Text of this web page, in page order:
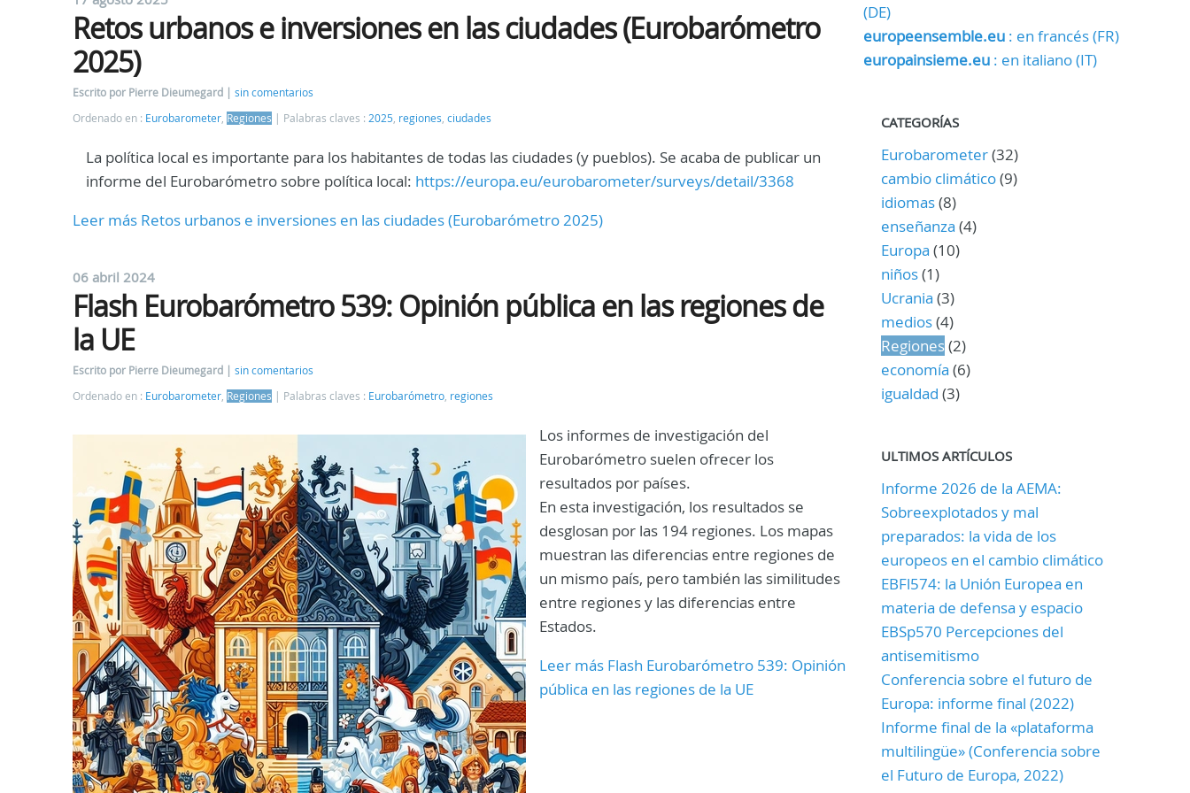
Retos urbanos e inversiones en las ciudades (Eurobarómetro
2025)
Escrito por Pierre Dieumegard
sin comentarios
Ordenado en : Eurobarometer, Regiones Palabras claves : 2025, regiones, ciudades
La política local es importante para los habitantes de todas las ciudades (y pueblos). Se acaba de publicar un
informe del Eurobarómetro sobre política local: https://europa.eu/eurobarometer/surveys/detail/3368
Leer más Retos urbanos e inversiones en las ciudades (Eurobarómetro 2025)
06 abril 2024
Flash Eurobarómetro 539: Opinión pública en las regiones de
la UE
Escrito por Pierre Dieumegard
sin comentarios
Ordenado en : Eurobarometer, Regiones Palabras claves : Eurobarómetro, regiones
Los informes de investigación del
Eurobarómetro suelen ofrecer los
resultados por países.
En esta investigación, los resultados se
desglosan por las 194 regiones. Los mapas
muestran las diferencias entre regiones de
un mismo país, pero también las similitudes
entre regiones y las diferencias entre
Estados.
Leer más Flash Eurobarómetro 539: Opinión
pública en las regiones de la UE
(DE)
europeensemble.eu: en francés (FR)
europainsieme.eu: en italiano (IT)
CATEGORÍAS
Eurobarometer(32)
cambio climático(9)
idiomas(8)
enseñanza (4)
Europa (10)
niños(1)
Ucrania (3)
medios(4)
Regiones(2)
economía (6)
igualdad (3)
ULTIMOS ARTÍCULOS
Informe 2026 de la AEMA:
Sobreexplotados y mal
preparados: la vida de los
europeos en el cambio climático
EBFl574: la Unión Europea en
materia de defensa y espacio
EBSp570 Percepciones del
antisemitismo
Conferencia sobre el futuro de
Europa: informe final (2022)
Informe final de la «plataforma
multilingüe» (Conferencia sobre
el Futuro de Europa, 2022)